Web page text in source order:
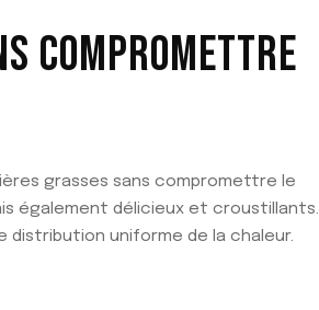
COMPROMETTRE
grasses sans compromettre le
également délicieux et croustillants.
distribution uniforme de la chaleur.